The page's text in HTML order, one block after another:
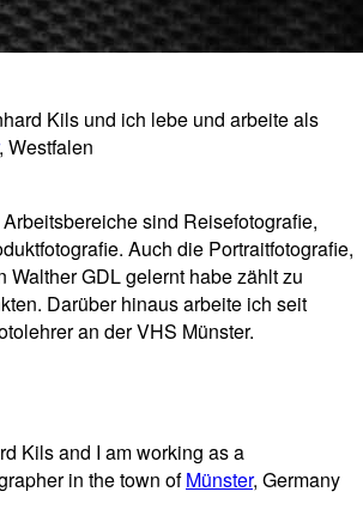
Kils und ich lebe und arbeite als
, Westfalen
sind Reisefotografie,
Auch die Portraitfotografie,
Walther GDL gelernt habe zählt zu
Darüber hinaus arbeite ich seit
an der VHS Münster.
Kils and I am working as a
in the town ofMünster, Germany